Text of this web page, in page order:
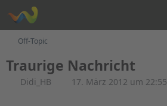
Off-Topic
Traurige Nachricht
Didi_HB 17. März 2012 um 22:55